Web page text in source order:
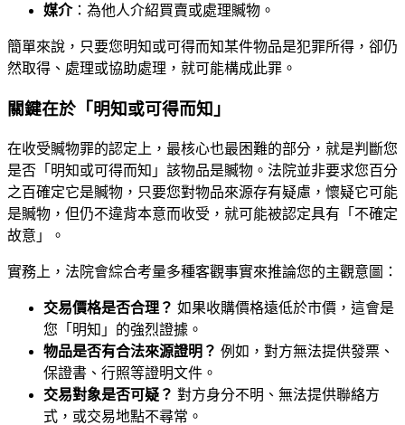
媒介：為他人介紹買賣或處理贓物。
簡單來說，只要您明知或可得而知某件物品是犯罪所得，卻仍
然取得、處理或協助處理，就可能構成此罪。
關鍵在於「明知或可得而知」
在收受贓物罪的認定上，最核心也最困難的部分，就是判斷您
是否「明知或可得而知」該物品是贓物。法院並非要求您百分
之百確定它是贓物，只要您對物品來源存有疑慮，懷疑它可能
是贓物，但仍不違背本意而收受，就可能被認定具有「不確定
故意」。
實務上，法院會綜合考量多種客觀事實來推論您的主觀意圖：
交易價格是否合理？ 如果收購價格遠低於市價，這會是
您「明知」的強烈證據。
物品是否有合法來源證明？ 例如，對方無法提供發票、
保證書、行照等證明文件。
交易對象是否可疑？ 對方身分不明、無法提供聯絡方
式，或交易地點不尋常。